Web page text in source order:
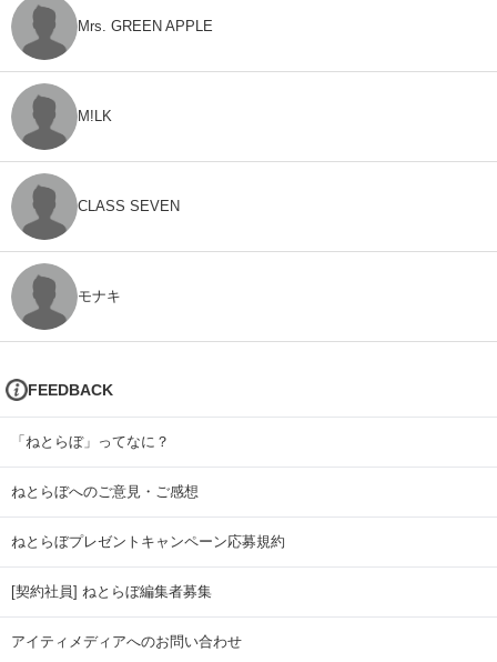
Mrs. GREEN APPLE
M!LK
CLASS SEVEN
モナキ
FEEDBACK
「ねとらぼ」ってなに？
ねとらぼへのご意見・ご感想
ねとらぼプレゼントキャンペーン応募規約
[契約社員] ねとらぼ編集者募集
アイティメディアへのお問い合わせ